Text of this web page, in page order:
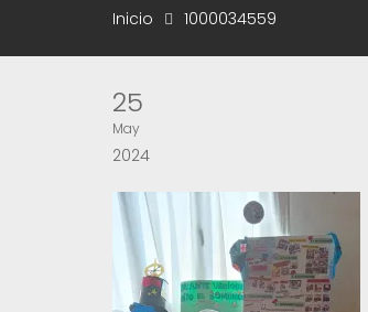
Inicio 1000034559
25
May
2024